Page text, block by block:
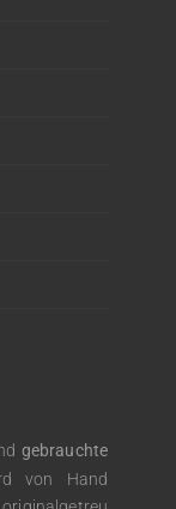
gebrauchte
von Hand